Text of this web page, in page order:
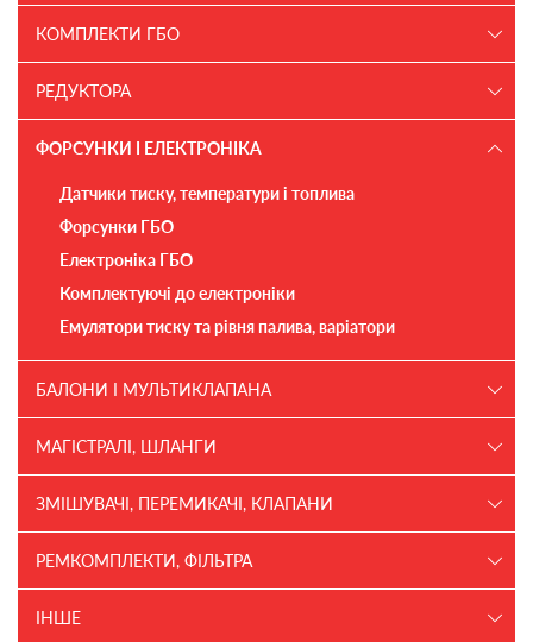
КОМПЛЕКТИ ГБО
РЕДУКТОРА
ФОРСУНКИ І ЕЛЕКТРОНІКА
Датчики тиску, температури і топлива
Форсунки ГБО
Електроніка ГБО
Комплектуючі до електроніки
Емулятори тиску та рівня палива, варіатори
БАЛОНИ І МУЛЬТИКЛАПАНА
МАГІСТРАЛІ, ШЛАНГИ
ЗМІШУВАЧІ, ПЕРЕМИКАЧІ, КЛАПАНИ
РЕМКОМПЛЕКТИ, ФІЛЬТРА
ІНШЕ